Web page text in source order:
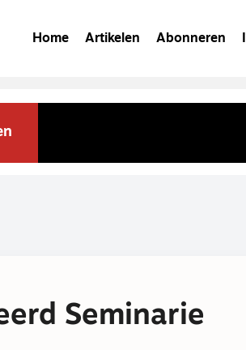
Home Artikelen Abonneren
Seminarie